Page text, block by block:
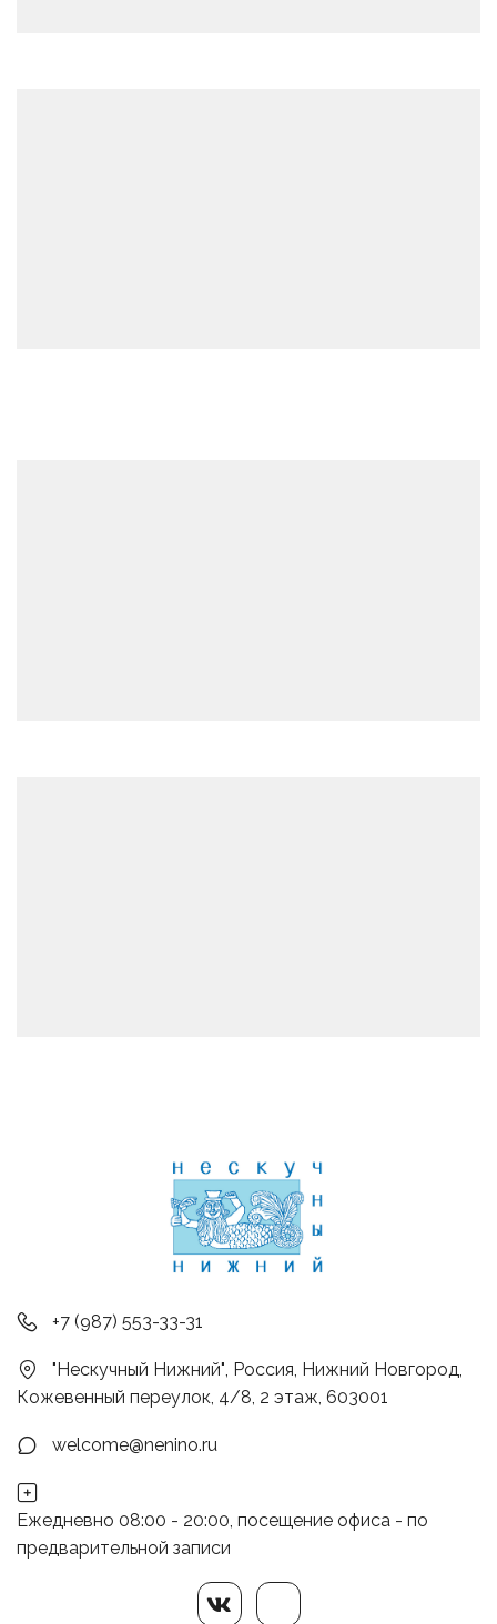
+7 (987) 553-33-31
"Нескучный Нижний", Россия, Нижний Новгород,
Кожевенный переулок, 4/8, 2 этаж, 603001
welcome@nenino.ru
Ежедневно 08:00 - 20:00, посещение офиса - по
предварительной записи